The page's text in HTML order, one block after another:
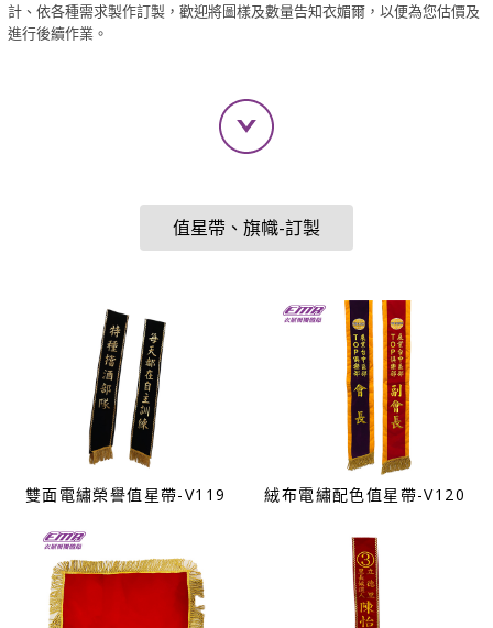
計、依各種需求製作訂製，歡迎將圖樣及數量告知衣媚爾，以便為您估價及
進行後續作業。
值星帶、旗幟-訂製
雙面電繡榮譽值星帶-V119 絨布電繡配色值星帶-V120